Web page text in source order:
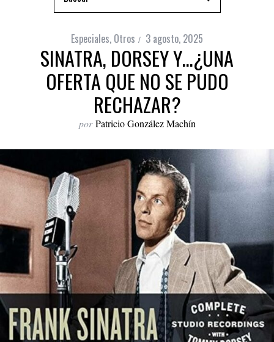
Especiales, Otros 3 agosto, 2025
SINATRA, DORSEY Y…¿UNA
OFERTA QUE NO SE PUDO
RECHAZAR?
por Patricio González Machín